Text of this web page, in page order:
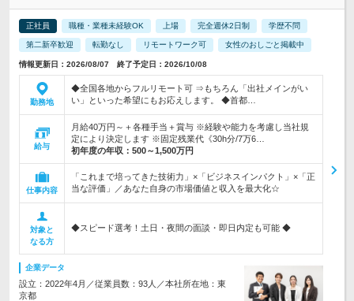
正社員 職種・業種未経験OK 上場 完全週休2日制 学歴不問
第二新卒歓迎 転勤なし リモートワーク可 女性のおしごと掲載中
情報更新日：2026/08/07 終了予定日：2026/10/08
勤務地
◆全国各地からフルリモート可 ⇒もちろん「出社メインがい
い」といった希望にもお応えします。 ◆首都…
給与
月給40万円～＋各種手当＋賞与 ※経験や能力を考慮し当社規
定により決定します ※固定残業代《30h分/7万6…
初年度の年収： 500～1,500万円
仕事内容
「これまで培ってきた技術力」×「ビジネスインパクト」×「正
当な評価」／あなた自身の市場価値と収入を最大化☆
対象と
なる方
◆スピード選考！土日・夜間の面談・即日内定も可能 ◆
企業データ
設立：2022年4月／従業員数：93人／本社所在地：東
京都